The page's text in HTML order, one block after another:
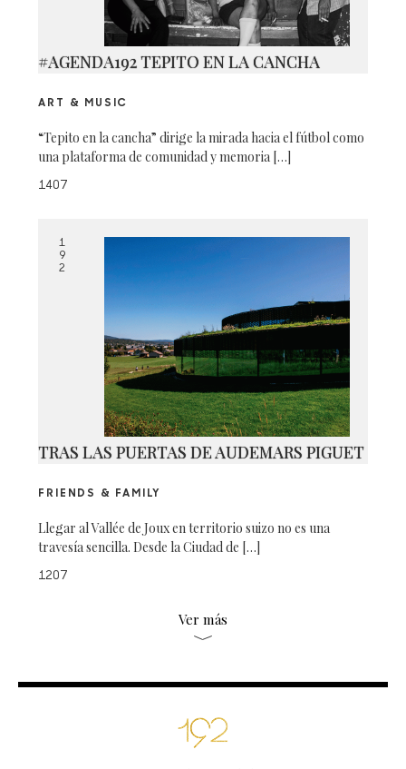
#AGENDA192 TEPITO EN LA CANCHA
ART & MUSIC
“Tepito en la cancha” dirige la mirada hacia el fútbol como
una plataforma de comunidad y memoria […]
1407
1
9
2
TRAS LAS PUERTAS DE AUDEMARS PIGUET
FRIENDS & FAMILY
Llegar al Vallée de Joux en territorio suizo no es una
travesía sencilla. Desde la Ciudad de […]
1207
Ver más